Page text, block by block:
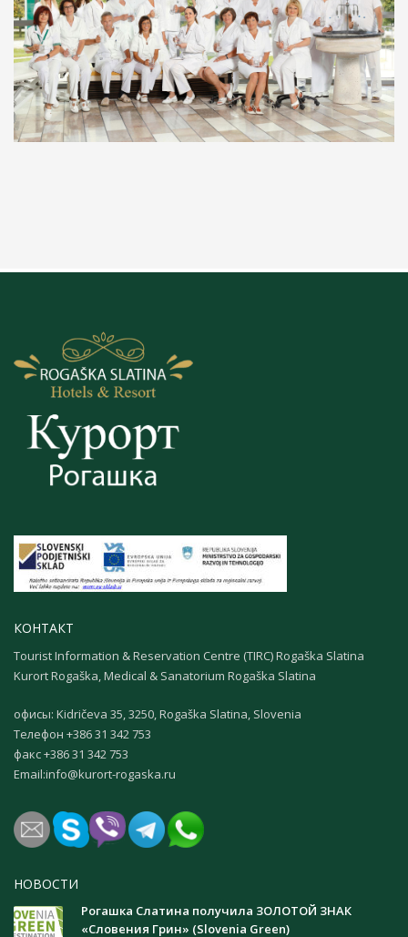
КОНТАКТ
Tourist Information & Reservation Centre (TIRC) Rogaška Slatina
Kurort Rogaška, Medical & Sanatorium Rogaška Slatina
офисы: Kidričeva 35, 3250, Rogaška Slatina, Slovenia
Телефон +386 31 342 753
факс +386 31 342 753
Email:info@kurort-rogaska.ru
НОВОСТИ
Рогашка Слатина получила ЗОЛОТОЙ ЗНАК
«Словения Грин» (Slovenia Green)